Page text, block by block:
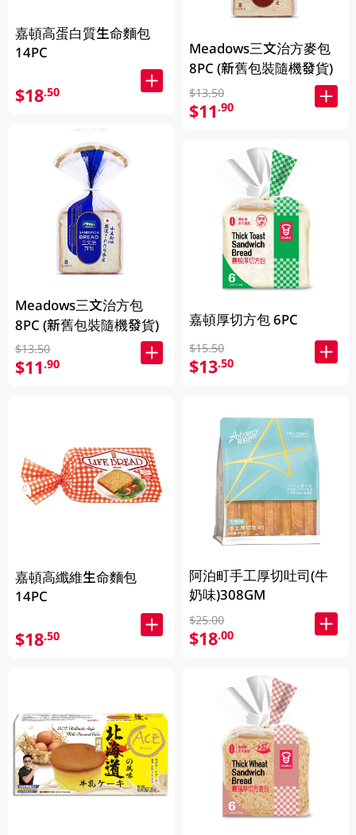
嘉頓高蛋白質生命麵包
14PC
$18.50
Meadows三文治方包
8PC (新舊包裝隨機發貨)
$13.50
$11.90
嘉頓高纖維生命麵包
14PC
$18.50
Meadows三文治方麥包
8PC (新舊包裝隨機發貨)
$13.50
$11.90
嘉頓厚切方包 6PC
$15.50
$13.50
阿泊町手工厚切吐司(牛
奶味)308GM
$25.00
$18.00